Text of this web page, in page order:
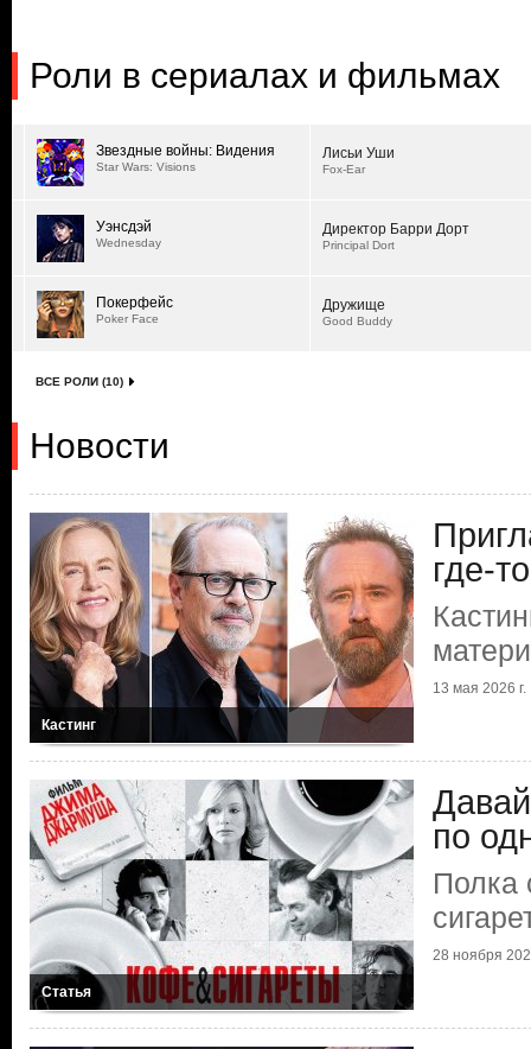
Роли в сериалах и фильмах
Звездные войны: Видения
Star Wars: Visions
Лисьи Уши
Fox-Ear
Уэнсдэй
Wednesday
Директор Барри Дорт
Principal Dort
Покерфейс
Poker Face
Дружище
Good Buddy
ВСЕ РОЛИ (10)
Новости
Кастинг
где-
13 мая 2026 г.
Статья
по
Полка
28 ноября